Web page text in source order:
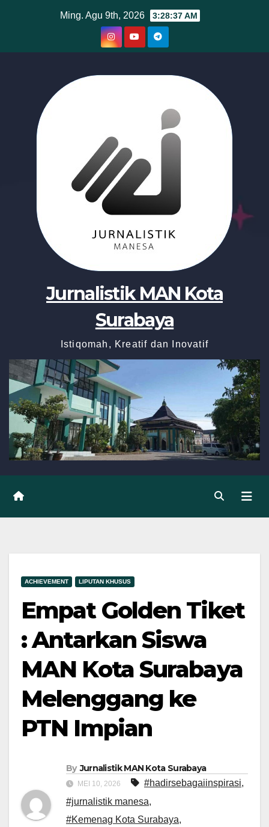
Ming. Agu 9th, 2026 3:28:38 AM
Jurnalistik MAN Kota
Surabaya
Istiqomah, Kreatif dan Inovatif
ACHIEVEMENT LIPUTAN KHUSUS
Empat Golden Tiket
: Antarkan Siswa
MAN Kota Surabaya
Melenggang ke
PTN Impian
By Jurnalistik MAN Kota Surabaya
MEI 10, 2026 #hadirsebagaiinspirasi,
#jurnalistik manesa,
#Kemenag Kota Surabaya,